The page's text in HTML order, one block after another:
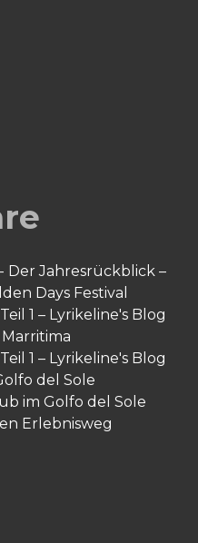
Der Jahresrückblick –
Days Festival
1 – Lyrikeline's Blog
1 – Lyrikeline's Blog
del Sole
im Golfo del Sole
Erlebnisweg